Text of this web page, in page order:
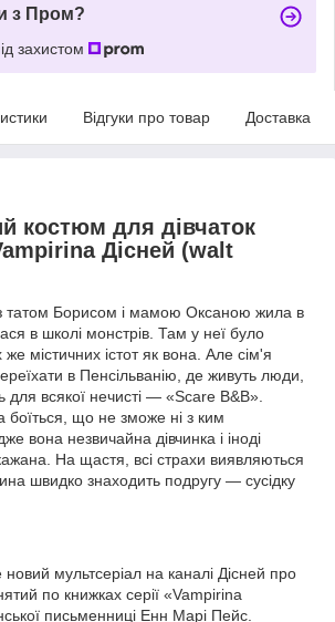
з Пром?
захистом
Відгуки про товар Доставка
костюм для дівчаток
Дісней (walt
татом Борисом і мамою Оксаною жила в
в школі монстрів. Там у неї було
же містичних істот як вона. Але сім'я
в Пенсільванію, де живуть люди,
для всякої нечисті — «Scare B&B».
що не зможе ні з ким
вона незвичайна дівчинка і іноді
На щастя, всі страхи виявляються
швидко знаходить подругу — сусідку
мультсеріал на каналі Дісней про
по книжках серії «Vampirina
письменниці Енн Марі Пейс.